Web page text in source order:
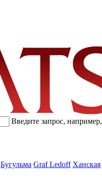
Введите запрос, например,
Бугульма Graf Ledoff Ханская